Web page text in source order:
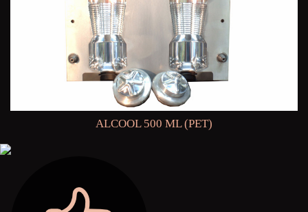
ALCOOL 500 ML (PET)